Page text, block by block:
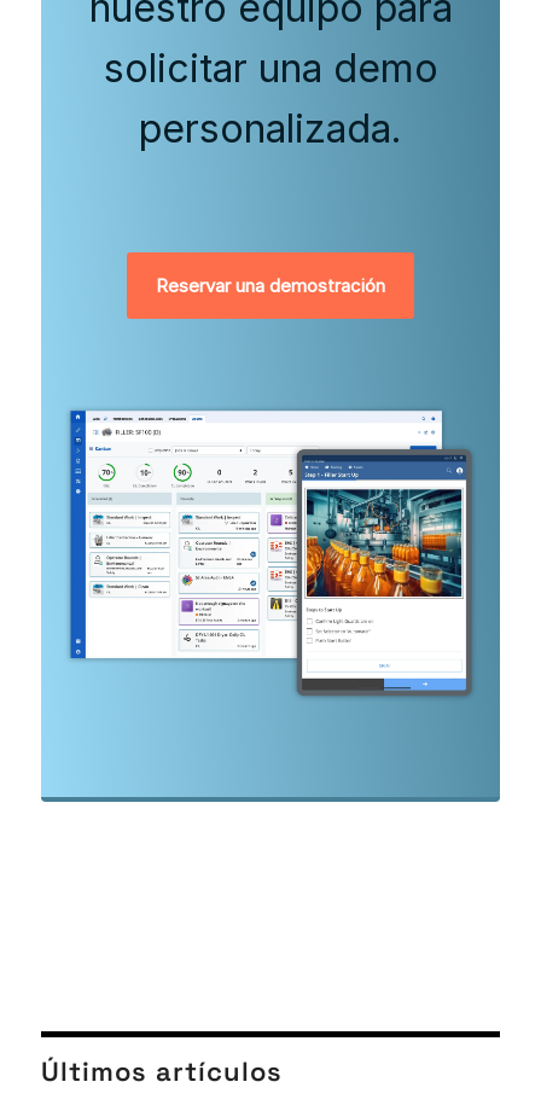
solicitar una demo
personalizada.
Reservar una demostración
Últimos artículos